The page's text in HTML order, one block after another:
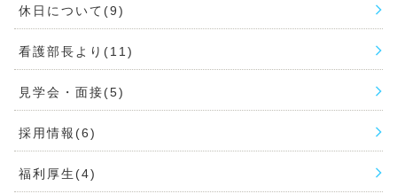
休日について(9)
看護部長より(11)
見学会・面接(5)
採用情報(6)
福利厚生(4)